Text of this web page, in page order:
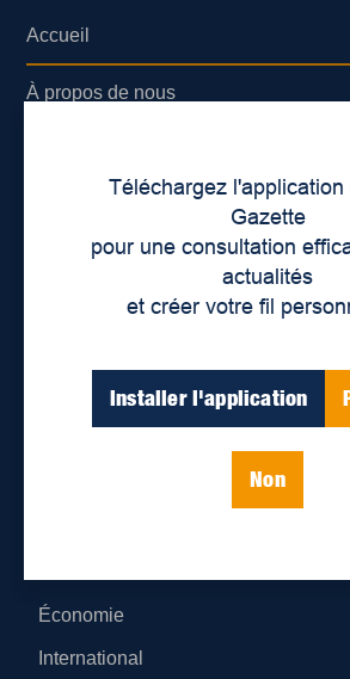
Téléchargez l'application
Gazette
pour une consultation
actualités
et créer votre fil
Installer l'application
Non
Accueil
À propos de nous
Lieux de distribution
Économie
International